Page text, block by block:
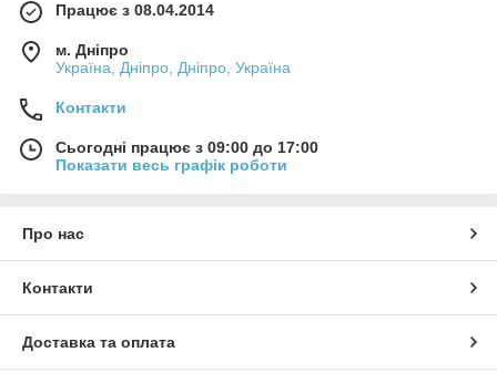
Працює з 08.04.2014
м. Дніпро
Україна, Дніпро, Дніпро, Україна
Контакти
Сьогодні працює з 09:00 до 17:00
Показати весь графік роботи
Про нас
Контакти
Доставка та оплата